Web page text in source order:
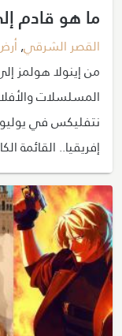
ما هو قادم
القصر الشرقي,
من إينولا هولمز
المسلسلات
إفريقيا.. القائمة